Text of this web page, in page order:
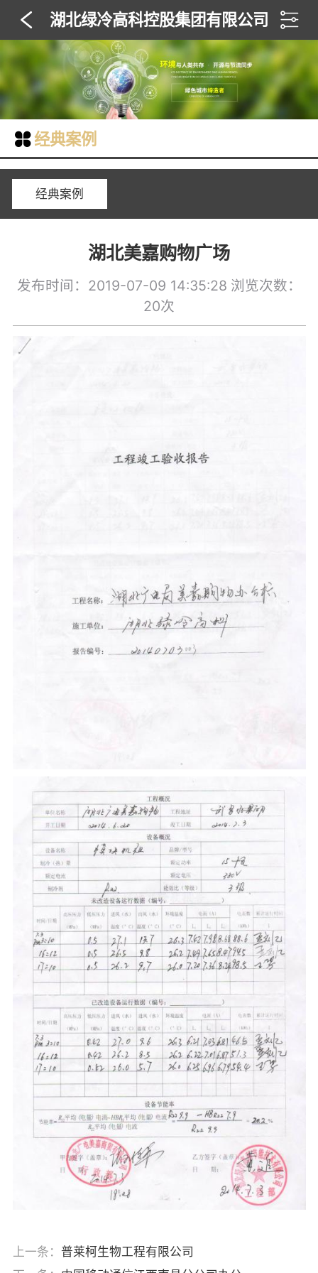
湖北绿冷高科控股集团有限公司
经典案例
经典案例
湖北美嘉购物广场
发布时间：2019-07-09 14:35:28 浏览次数：
20次
上一条： 普莱柯生物工程有限公司